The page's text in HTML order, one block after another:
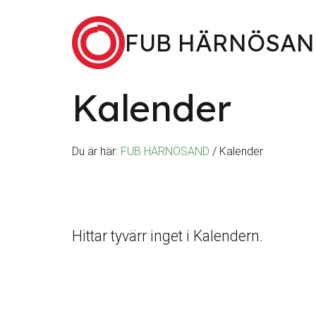
FUB
Sök
Kalender
Du är här: FUB HÄRNÖSAND / Kalender
Hittar tyvärr inget i Kalendern.